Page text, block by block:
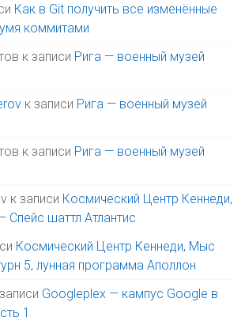
Как в Git получить все изменённые
коммитами
к записи Рига — военный музей
к записи Рига — военный музей
к записи Рига — военный музей
к записи Космический Центр Кеннеди,
шаттл Атлантис
Космический Центр Кеннеди, Мыс
5, лунная программа Аполлон
Googleplex — кампус Google в
1